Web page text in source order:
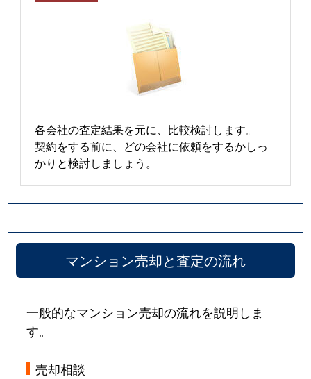
各会社の査定結果を元に、比較検討します。
契約をする前に、どの会社に依頼をするかしっ
かりと検討しましょう。
マンション売却と査定の流れ
一般的なマンション売却の流れを説明しま
す。
売却相談